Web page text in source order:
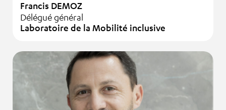
Francis DEMOZ
Délégué général
Laboratoire de la Mobilité inclusive